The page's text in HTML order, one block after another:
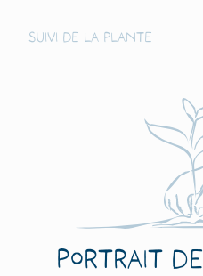
Suivi de la plante
Portrait